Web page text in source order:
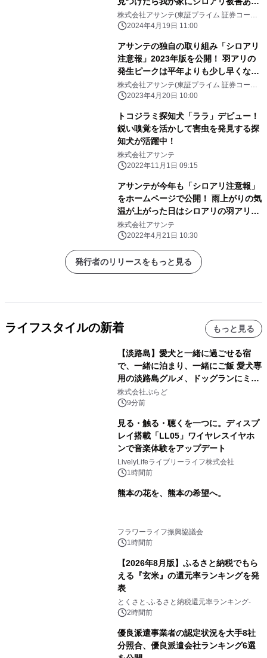
り！？
株式会社アサンテ(東証プライム 証券コード
6073)2024年4月19日 11:00
アサンテの独自の取り組み「シロアリ
注意報」2023年版を公開！ 羽アリの
発生ピークは平年よりも少し早くなる
予測
株式会社アサンテ(東証プライム 証券コード
6073)2023年4月20日 10:00
トコジラミ探知犬「ララ」デビュー！
鋭い嗅覚を活かして害虫を発見する探
知犬が活躍中！
株式会社アサンテ
2022年11月1日 09:15
アサンテが今年も「シロアリ注意報」
をホームページで公開！ 雨上がりの気
温が上がった日はシロアリの羽アリに
要注意
株式会社アサンテ
2022年4月21日 10:30
発行者のリリースをもっと見る
ライフスタイルの新着 もっと見る
【淡路島】愛犬と一緒に過ごせる宿
で、一緒に泊まり、一緒にご飯 愛犬専
用の淡路島グルメ、ドッグランにミニ
プール グランピングとトレーラーハウ
スの2施設で
株式会社ぷらど
9分前
見る・触る・聴くを一つに。ディスプ
レイ搭載「LL05」ワイヤレスイヤホ
ンで音楽体験をアップデート
LivelyLifeライブリーライフ株式会社
1時間前
熊本の花を、熊本の希望へ。
フラワーライフ振興協議会
1時間前
【2026年8月版】ふるさと納税でもら
える『玄米』の還元率ランキングを発
表
とくさと-ふるさと納税還元率ランキング-
2時間前
優良派遣事業者の認定状況を大手8社
分照合、優良派遣会社ランキング6選